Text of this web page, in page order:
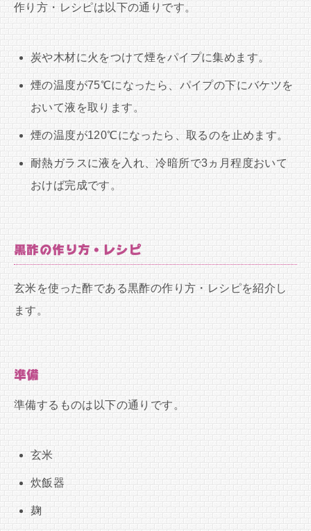
作り方・レシピは以下の通りです。
炭や木材に火をつけて煙をパイプに集めます。
煙の温度が75℃になったら、パイプの下にバケツを
おいて液を取ります。
煙の温度が120℃になったら、取るのを止めます。
耐熱ガラスに液を入れ、冷暗所で3ヵ月程度おいて
おけば完成です。
黒酢の作り方・レシピ
玄米を使った酢である黒酢の作り方・レシピを紹介し
ます。
準備
準備するものは以下の通りです。
玄米
炊飯器
麹